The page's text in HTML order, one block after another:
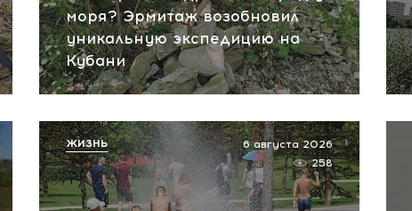
моря? Эрмитаж возобновил
уникальную экспедицию на
Кубани
6 августа 2026
258
ЖИЗНЬ